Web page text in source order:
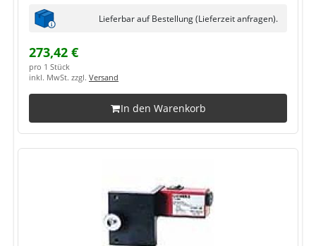
Lieferbar auf Bestellung (Lieferzeit anfragen).
273,42 €
pro 1 Stück
inkl. MwSt. zzgl. Versand
In den Warenkorb